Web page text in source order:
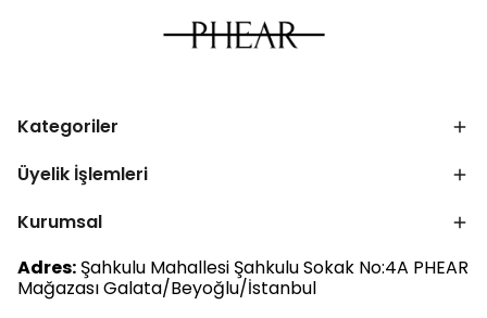
Kategoriler
Üyelik İşlemleri
Kurumsal
Adres: Şahkulu Mahallesi Şahkulu Sokak No:4A PHEAR
Mağazası Galata/Beyoğlu/İstanbul